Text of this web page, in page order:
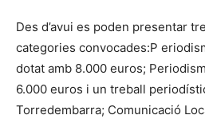
Des d’avui es poden presentar
categories convocades:P
dotat amb 8.000 euros;
6.000 euros i un treball
Torredembarra; Comunicació